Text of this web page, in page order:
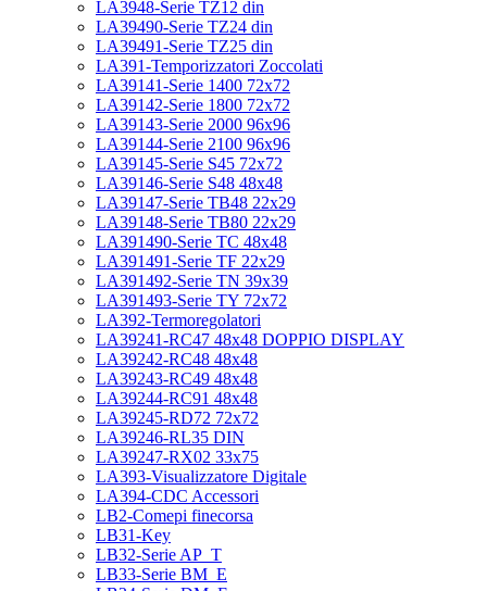
LA3948-Serie TZ12 din
LA39490-Serie TZ24 din
LA39491-Serie TZ25 din
LA391-Temporizzatori Zoccolati
LA39141-Serie 1400 72x72
LA39142-Serie 1800 72x72
LA39143-Serie 2000 96x96
LA39144-Serie 2100 96x96
LA39145-Serie S45 72x72
LA39146-Serie S48 48x48
LA39147-Serie TB48 22x29
LA39148-Serie TB80 22x29
LA391490-Serie TC 48x48
LA391491-Serie TF 22x29
LA391492-Serie TN 39x39
LA391493-Serie TY 72x72
LA392-Termoregolatori
LA39241-RC47 48x48 DOPPIO DISPLAY
LA39242-RC48 48x48
LA39243-RC49 48x48
LA39244-RC91 48x48
LA39245-RD72 72x72
LA39246-RL35 DIN
LA39247-RX02 33x75
LA393-Visualizzatore Digitale
LA394-CDC Accessori
LB2-Comepi finecorsa
LB31-Key
LB32-Serie AP_T
LB33-Serie BM_E